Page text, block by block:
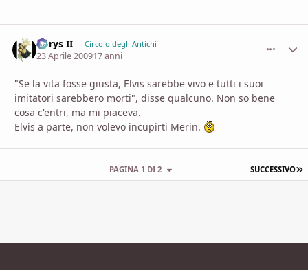
Aerys II Circolo degli Antichi
23 Aprile 200917 anni
"Se la vita fosse giusta, Elvis sarebbe vivo e tutti i suoi
imitatori sarebbero morti", disse qualcuno. Non so bene
cosa c'entri, ma mi piaceva.
Elvis a parte, non volevo incupirti Merin.
SUCCESSIVO
PAGINA 1 DI 2